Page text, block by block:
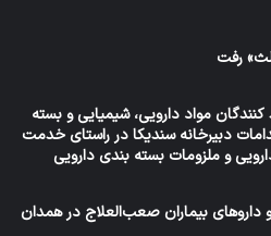
رفت
مواد دارویی، شیمیایی و بسته
دبیرخانه سندیکا در راستای خدمت
و ملزومات بسته بندی دارویی
داروهای بیماران صعب‌العلاج در همدان